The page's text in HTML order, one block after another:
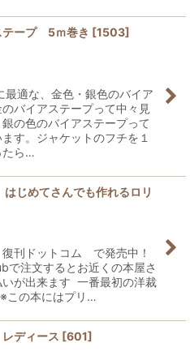
テープ 5ｍ巻き [1503]
最適な、金色・銀色のバイア
バイアステープって中々見
の色のバイアステープって
す。ジャケットのフチを１
たら…
じめてさんでも作れるロリ
刊ドットコム で発売中！
注文するとお近くの本屋さ
いが出来ます 一番最初の洋裁
この本にはプリ…
ディース [601]